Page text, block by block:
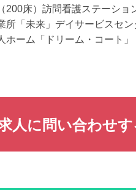
（200床）訪問看護ステーシ
所「未来」デイサービスセ
ホーム「ドリーム・コート」
人に問い合わせ